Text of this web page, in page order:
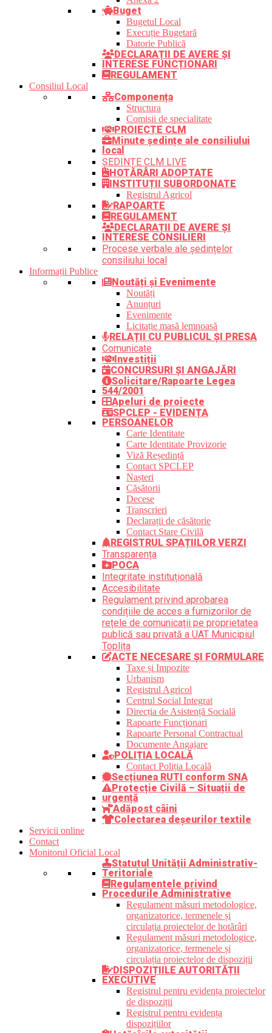
Buget
Bugetul Local
Execuție Bugetară
Datorie Publică
DECLARAȚII DE AVERE ȘI
INTERESE FUNCȚIONARI
REGULAMENT
Consiliul Local
Componența
Structura
Comisii de specialitate
PROIECTE CLM
Minute ședințe ale consiliului
local
ȘEDINȚE CLM LIVE
HOTĂRÂRI ADOPTATE
INSTITUȚII SUBORDONATE
Registrul Agricol
RAPOARTE
REGULAMENT
DECLARAȚII DE AVERE ȘI
INTERESE CONSILIERI
Procese verbale ale ședințelor
consiliului local
Informații Publice
Noutăți și Evenimente
Noutăți
Anunțuri
Evenimente
Licitație masă lemnoasă
RELAȚII CU PUBLICUL ȘI PRESA
Comunicate
Investiții
CONCURSURI ȘI ANGAJĂRI
Solicitare/Rapoarte Legea
544/2001
Apeluri de proiecte
SPCLEP - EVIDENȚA
PERSOANELOR
Carte Identitate
Carte Identitate Provizorie
Viză Reședință
Contact SPCLEP
Nașteri
Căsătorii
Decese
Transcrieri
Declarații de căsătorie
Contact Stare Civilă
REGISTRUL SPAȚIILOR VERZI
Transparența
POCA
Integritate instituțională
Accesibilitate
Regulament privind aprobarea
condițiile de acces a furnizorilor de
rețele de comunicații pe proprietatea
publică sau privată a UAT Municipiul
Toplița
ACTE NECESARE ȘI FORMULARE
Taxe și Impozite
Urbanism
Registrul Agricol
Centrul Social Integrat
Direcția de Asistență Socială
Rapoarte Funcționari
Rapoarte Personal Contractual
Documente Angajare
POLIȚIA LOCALĂ
Contact Poliția Locală
Secțiunea RUTI conform SNA
Protecție Civilă – Situații de
urgență
Adăpost câini
Colectarea deșeurilor textile
Servicii online
Contact
Monitorul Oficial Local
Statutul Unității Administrativ-
Teritoriale
Regulamentele privind
Procedurile Administrative
Regulament măsuri metodologice,
organizatorice, termenele și
circulația proiectelor de hotărâri
Regulament măsuri metodologice,
organizatorice, termenele și
circulația proiectelor de dispoziții
DISPOZIȚIILE AUTORITĂȚII
EXECUTIVE
Registrul pentru evidența proiectelor
de dispoziții
Registrul pentru evidența
dispozițiilor